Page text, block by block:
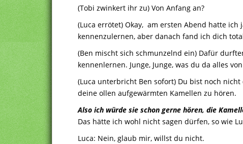
(Tobi zwinkert ihr zu) Von Anfang an?
(Luca errötet) Okay, am ersten Abend hatte
kennenzulernen, aber danach fand ich dich
(Ben mischt sich schmunzelnd ein) Dafür
kennenlernen. Junge, Junge, was du da alles
(Luca unterbricht Ben sofort) Du bist noch
deine ollen aufgewärmten Kamellen zu hören.
Also ich würde sie schon gerne hören, die
Das hätte ich wohl nicht sagen dürfen, so wie
Luca: Nein, glaub mir, willst du nicht.